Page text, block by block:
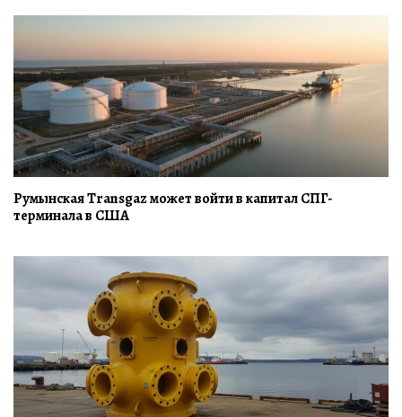
Румынская Transgaz может войти в капитал СПГ-
терминала в США